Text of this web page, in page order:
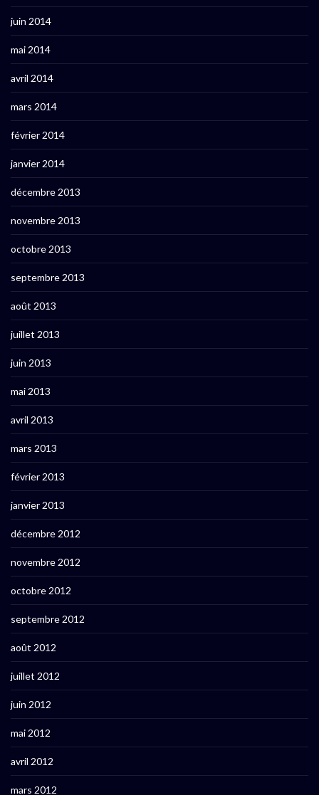
juin 2014
mai 2014
avril 2014
mars 2014
février 2014
janvier 2014
décembre 2013
novembre 2013
octobre 2013
septembre 2013
août 2013
juillet 2013
juin 2013
mai 2013
avril 2013
mars 2013
février 2013
janvier 2013
décembre 2012
novembre 2012
octobre 2012
septembre 2012
août 2012
juillet 2012
juin 2012
mai 2012
avril 2012
mars 2012